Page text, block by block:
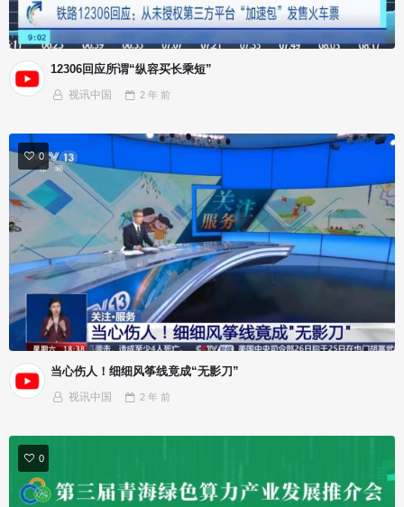
12306回应所谓“纵容买长乘短”
视讯中国 2 年 前
0
当心伤人！细细风筝线竟成“无影刀”
视讯中国 2 年 前
0